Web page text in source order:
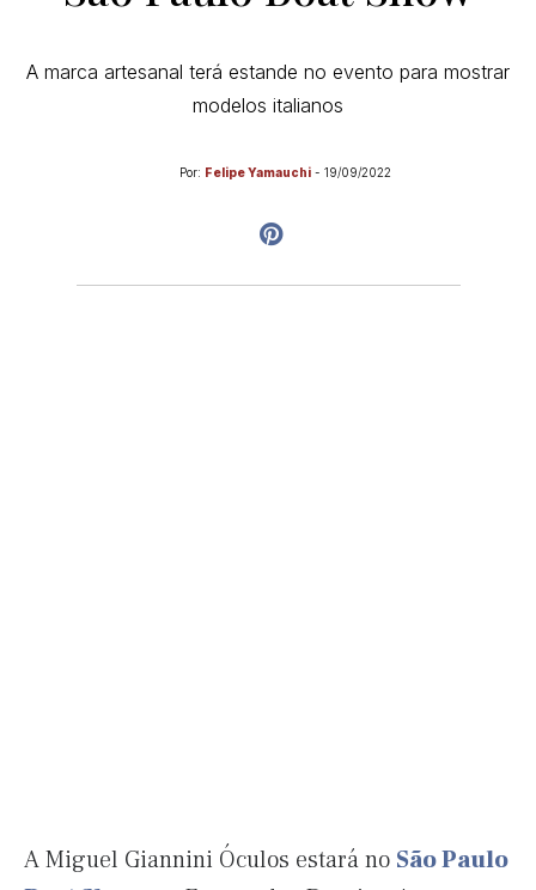
A marca artesanal terá estande no evento para mostrar
modelos italianos
Por: Felipe Yamauchi - 19/09/2022
A Miguel Giannini Óculos estará no São Paulo